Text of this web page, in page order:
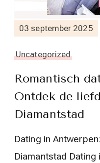
03 september 2025
Uncategorized
Romantisch
Ontdek de
Diamantstad
Dating in
Diamantstad